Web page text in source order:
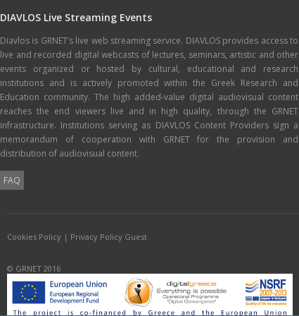
DIAVLOS Live Streaming Events
Diavlos is GRNET’s live web streaming service. DIAVLOS provides access to
live and recorded digital webcasts of lectures, seminars, artistic and other
events organized or hosted by cultural, educational and research
institutions and is actively promoted within the Greek Research and
Education community. The high added-value digital audiovisual content
reaches the end viewers live and in high quality, through the GRNET
infrastructure. Institutions serving as DIAVLOS Content Providers sign a
memorandum of cooperation with GRNET for the provision and
distribution of audiovisual content.
FAQ
Cookies Policy | Privacy Policy Guest
© GRNET 2016